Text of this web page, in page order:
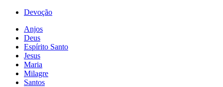
Devoção
Anjos
Deus
Espírito Santo
Jesus
Maria
Milagre
Santos